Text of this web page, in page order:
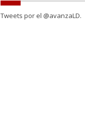
Tweets por el @avanzaLD.